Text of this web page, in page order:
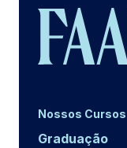
Nossos Cursos
Graduação